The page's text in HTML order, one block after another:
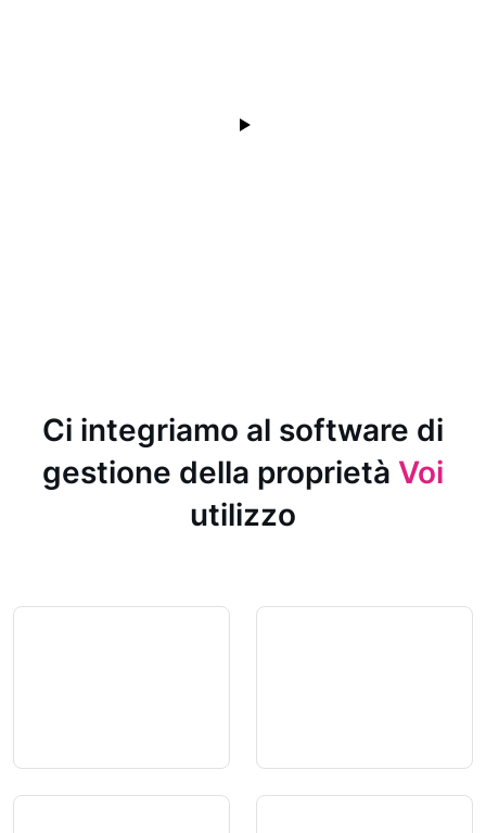
Ci integriamo al software di
gestione della proprietà Voi
utilizzo